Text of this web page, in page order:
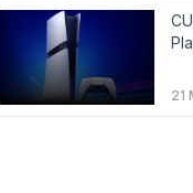
COUNTER-STRIKE 1 ago
Betclic renova parceria
a época 2026/27
21